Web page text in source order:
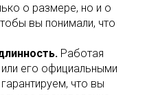
о размере, но и о
вы понимали, что
Работая
его официальными
что вы